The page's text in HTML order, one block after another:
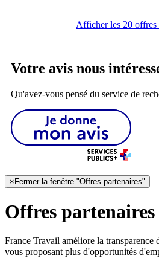
Afficher les 20 offres
Votre avis nous
Qu'avez-vous pensé du service de
×Fermer la fenêtre "Offres partenaires"
Offres partenaires
France Travail améliore la transparence
vous proposant plus d'opportunités